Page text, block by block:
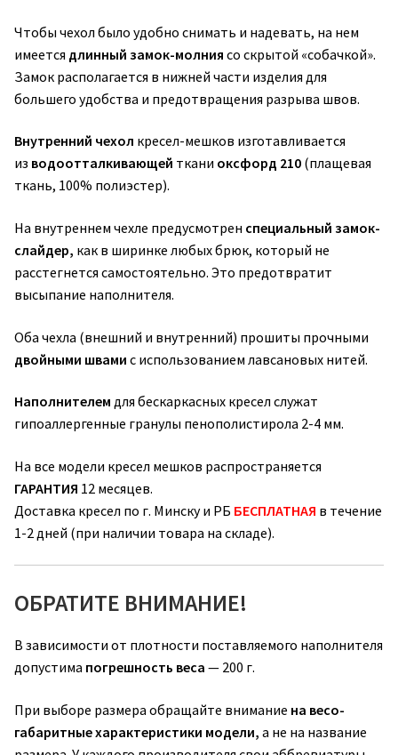
Чтобы чехол было удобно снимать и надевать, на нем
имеется длинный замок-молния со скрытой «собачкой».
Замок располагается в нижней части изделия для
большего удобства и предотвращения разрыва швов.
Внутренний чехол кресел-мешков изготавливается
из водоотталкивающей ткани оксфорд 210 (плащевая
ткань, 100% полиэстер).
На внутреннем чехле предусмотрен специальный замок-
слайдер, как в ширинке любых брюк, который не
расстегнется самостоятельно. Это предотвратит
высыпание наполнителя.
Оба чехла (внешний и внутренний) прошиты прочными
двойными швами с использованием лавсановых нитей.
Наполнителем для бескаркасных кресел служат
гипоаллергенные гранулы пенополистирола 2-4 мм.
На все модели кресел мешков распространяется
ГАРАНТИЯ 12 месяцев.
Доставка кресел по г. Минску и РБ БЕСПЛАТНАЯ в течение
1-2 дней (при наличии товара на складе).
ОБРАТИТЕ ВНИМАНИЕ!
В зависимости от плотности поставляемого наполнителя
допустима погрешность веса — 200 г.
При выборе размера обращайте внимание на весо-
габаритные характеристики модели, а не на название